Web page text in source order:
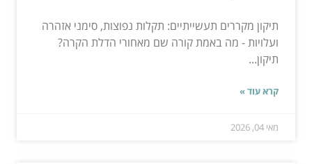
תיקון מקררים תעשייתיים: תקלות נפוצות, סימני אזהרה
ועלויות - מה באמת קורה שם מאחורי הדלת הקרה?
תיקון...
קרא עוד »
מאי 04, 2026